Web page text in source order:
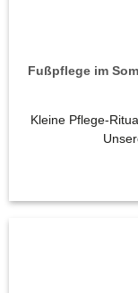
Fußpflege im
Kleine Pflege-